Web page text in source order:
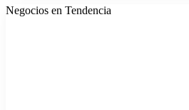
Negocios en Tendencia